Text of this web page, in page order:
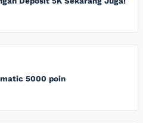
5000 poin